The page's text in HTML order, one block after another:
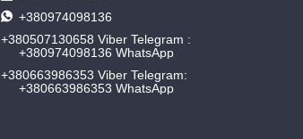
+380974098136
+380507130658 Viber Telegram
+380974098136 WhatsApp
+380663986353 Viber Telegram
+380663986353 WhatsApp